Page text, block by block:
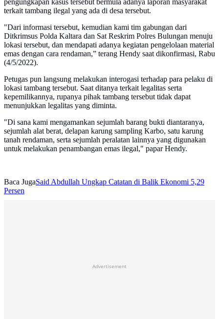
pengungkapan kasus tersebut bermula adanya laporan masyarakat
terkait tambang ilegal yang ada di desa tersebut.
"Dari informasi tersebut, kemudian kami tim gabungan dari
Ditkrimsus Polda Kaltara dan Sat Reskrim Polres Bulungan menuju
lokasi tersebut, dan mendapati adanya kegiatan pengelolaan material
emas dengan cara rendaman,” terang Hendy saat dikonfirmasi, Rabu
(4/5/2022).
Petugas pun langsung melakukan interogasi terhadap para pelaku di
lokasi tambang tersebut. Saat ditanya terkait legalitas serta
kepemilikannya, rupanya pihak tambang tersebut tidak dapat
menunjukkan legalitas yang diminta.
"Di sana kami mengamankan sejumlah barang bukti diantaranya,
sejumlah alat berat, delapan karung sampling Karbo, satu karung
tanah rendaman, serta sejumlah peralatan lainnya yang digunakan
untuk melakukan penambangan emas ilegal," papar Hendy.
Baca JugaSaid Abdullah Ungkap Catatan di Balik Ekonomi 5,29
Persen
Advertisement